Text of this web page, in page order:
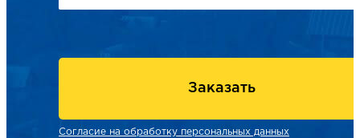
Заказать
Согласие на обработку персональных данных